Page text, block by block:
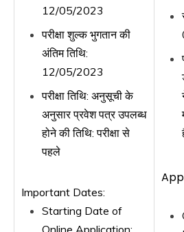
12/05/2023
परीक्षा शुल्क भुगतान की
अंतिम तिथि:
12/05/2023
परीक्षा तिथि: अनुसूची के
अनुसार प्रवेश पत्र उपलब्ध
होने की तिथि: परीक्षा से
पहले
Important Dates:
Starting Date of
Online Application: